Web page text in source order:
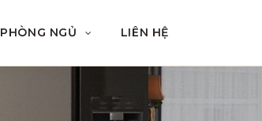
PHÒNG NGỦ LIÊN HỆ